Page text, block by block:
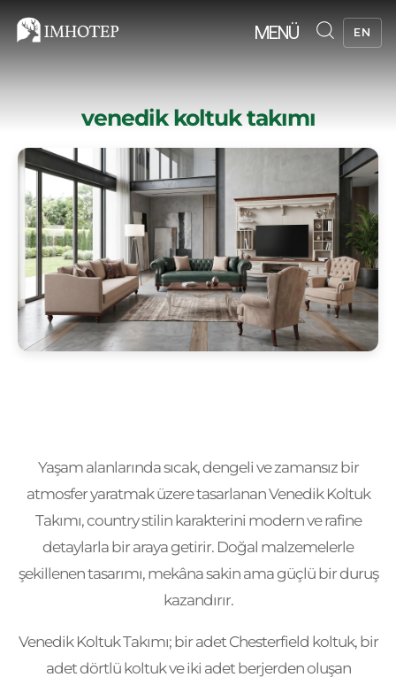
MENÜ EN
venedik koltuk takımı
Yaşam alanlarında sıcak, dengeli ve zamansız bir
atmosfer yaratmak üzere tasarlanan Venedik Koltuk
Takımı, country stilin karakterini modern ve rafine
detaylarla bir araya getirir. Doğal malzemelerle
şekillenen tasarımı, mekâna sakin ama güçlü bir duruş
kazandırır.
Venedik Koltuk Takımı; bir adet Chesterfield koltuk, bir
adet dörtlü koltuk ve iki adet berjerden oluşan